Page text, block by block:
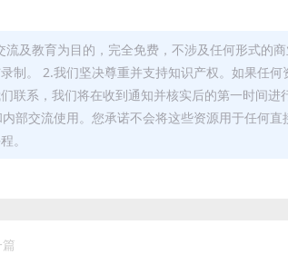
及教育为目的，完全免费，不涉及任何形式的
制。 2.我们坚决尊重并支持知识产权。如果任何
联系，我们将在收到通知并核实后的第一时间进
部交流使用。您承诺不会将这些资源用于任何直
。